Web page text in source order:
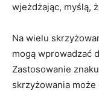
wjeżdżając, myślą,
Na wielu
mogą wprowadzać
Zastosowanie
skrzyżowania może